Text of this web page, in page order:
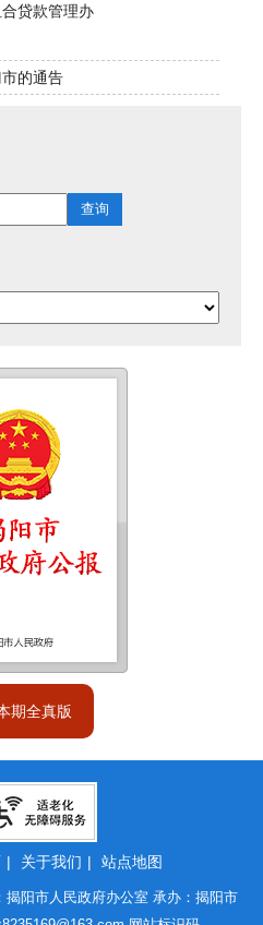
贷款管理办
的通告
期全真版
| 关于我们 | 站点地图
阳市人民政府办公室 承办：揭阳市